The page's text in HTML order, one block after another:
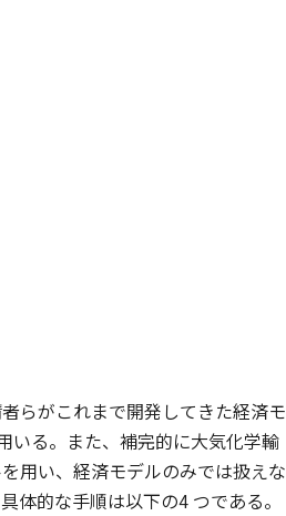
らがこれまで開発してきた経済モ
いる。また、補完的に大気化学輸
用い、経済モデルのみでは扱えな
体的な手順は以下の4 つである。